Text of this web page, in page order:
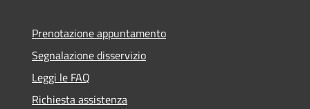
Prenotazione appuntamento
Segnalazione disservizio
Leggi le FAQ
Richiesta assistenza